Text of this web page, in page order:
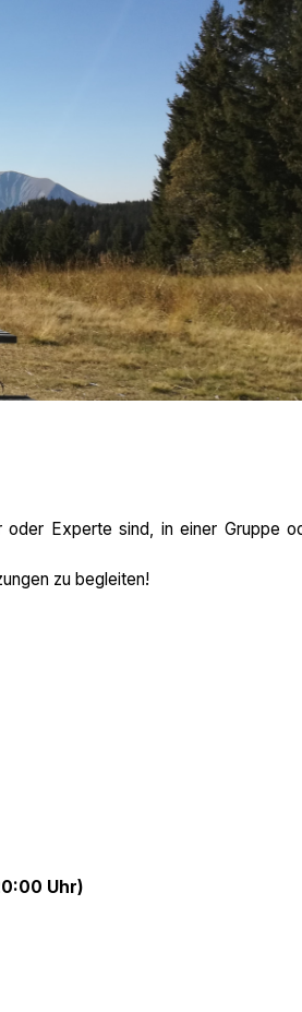
oder Experte sind, in einer Gruppe
zu begleiten!
Uhr)